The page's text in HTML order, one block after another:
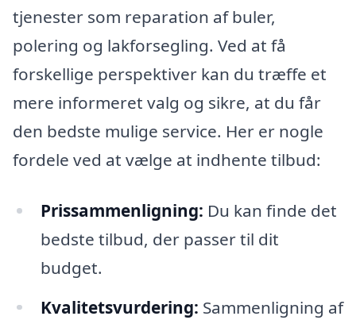
tjenester som reparation af buler,
polering og lakforsegling. Ved at få
forskellige perspektiver kan du træffe et
mere informeret valg og sikre, at du får
den bedste mulige service. Her er nogle
fordele ved at vælge at indhente tilbud:
Prissammenligning: Du kan finde det
bedste tilbud, der passer til dit
budget.
Kvalitetsvurdering: Sammenligning af